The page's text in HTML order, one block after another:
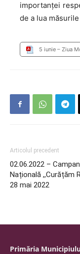
importanței
de a lua
5 iunie – Ziua
Articolul precedent
02.06.2022 –
Națională ,,Curățăm
28 mai 2022
Primăria